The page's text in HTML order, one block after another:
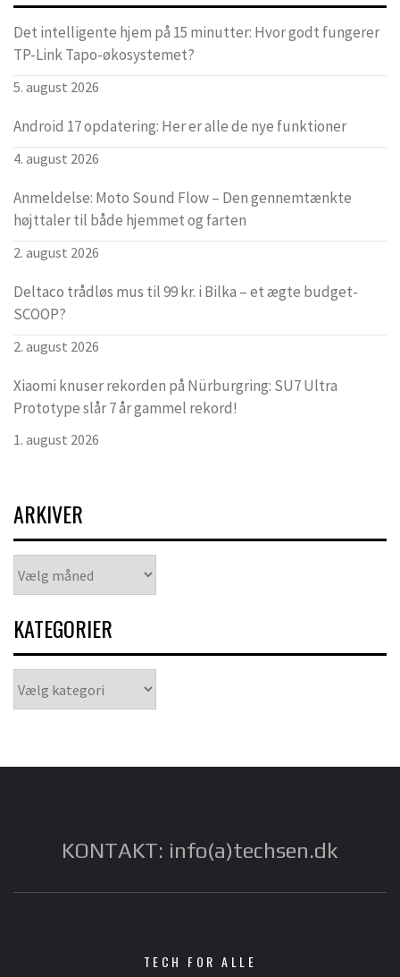
Det intelligente hjem på 15 minutter: Hvor godt fungerer
TP-Link Tapo-økosystemet?
5. august 2026
Android 17 opdatering: Her er alle de nye funktioner
4. august 2026
Anmeldelse: Moto Sound Flow – Den gennemtænkte
højttaler til både hjemmet og farten
2. august 2026
Deltaco trådløs mus til 99 kr. i Bilka – et ægte budget-
SCOOP?
2. august 2026
Xiaomi knuser rekorden på Nürburgring: SU7 Ultra
Prototype slår 7 år gammel rekord!
1. august 2026
ARKIVER
KATEGORIER
KONTAKT: info(a)techsen.dk
TECH FOR ALLE